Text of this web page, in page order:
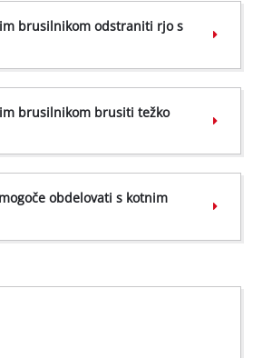
brusilnikom odstraniti rjo s
brusilnikom brusiti težko
obdelovati s kotnim